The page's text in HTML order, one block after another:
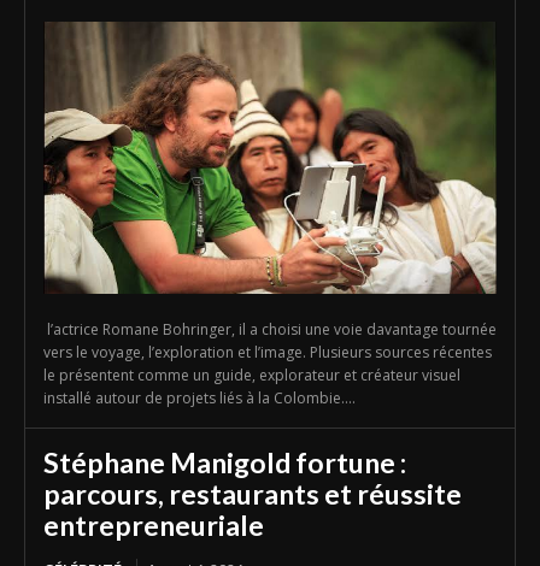
l’actrice Romane Bohringer, il a choisi une voie davantage tournée
vers le voyage, l’exploration et l’image. Plusieurs sources récentes
le présentent comme un guide, explorateur et créateur visuel
installé autour de projets liés à la Colombie....
Stéphane Manigold fortune :
parcours, restaurants et réussite
entrepreneuriale